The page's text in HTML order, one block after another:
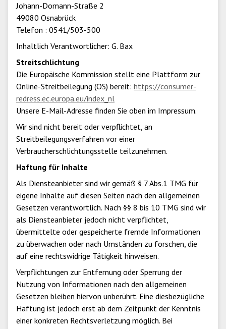
Johann-Domann-Straße 2
49080 Osnabrück
Telefon : 0541/503-500
Inhaltlich Verantwortlicher: G. Bax
Streitschlichtung
Die Europäische Kommission stellt eine Plattform zur
Online-Streitbeilegung (OS) bereit: https://consumer-
redress.ec.europa.eu/index_nl
Unsere E-Mail-Adresse finden Sie oben im Impressum.
Wir sind nicht bereit oder verpflichtet, an
Streitbeilegungsverfahren vor einer
Verbraucherschlichtungsstelle teilzunehmen.
Haftung für Inhalte
Als Diensteanbieter sind wir gemäß § 7 Abs.1 TMG für
eigene Inhalte auf diesen Seiten nach den allgemeinen
Gesetzen verantwortlich. Nach §§ 8 bis 10 TMG sind wir
als Diensteanbieter jedoch nicht verpflichtet,
übermittelte oder gespeicherte fremde Informationen
zu überwachen oder nach Umständen zu forschen, die
auf eine rechtswidrige Tätigkeit hinweisen.
Verpflichtungen zur Entfernung oder Sperrung der
Nutzung von Informationen nach den allgemeinen
Gesetzen bleiben hiervon unberührt. Eine diesbezügliche
Haftung ist jedoch erst ab dem Zeitpunkt der Kenntnis
einer konkreten Rechtsverletzung möglich. Bei